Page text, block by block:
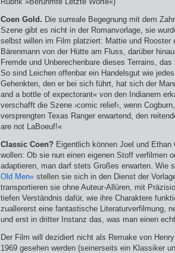
Coen Gold. Die surreale Begegnung mit dem
Szene gibt es nicht in der Romanvorlage, sie
selbst willen im Film platziert: Mattie und Rooster
Bärenmann von der Hütte am Fluss, darüber
Fremde und Unberechenbare dieses Terrains,
So sind Leichen offenbar ein Handelsgut wie
Gehenkten, den er bei sich führt, hat sich der
and a bottle of expectorant« von den Indianern
verschafft die Szene ›comic relief‹, wenn
versprengten Texas Ranger erwartend, den
are not LaBoeuf!«
Classic Coen? Eigentlich können Joel und
wollen: Ob sie nun einen eigenen Stoff verfilmen
adaptieren, man darf stets Großes erwarten. Wie
Old Men« stellen sie sich in den Dienst der
transportieren sie ohne Auteur-Allüren, mit
tiefen Verständnis dafür, wie ihre Charaktere
zuallererst eine fantastische Literaturverfilmung,
und erst in dritter Instanz das, was man einen
Der Film will dezidiert nicht als Remake von
1969 gesehen werden (seinerseits ein Klassiker